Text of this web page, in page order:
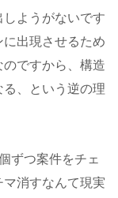
ようがないです
出現させるため
ですから、構造
、という逆の理
ずつ案件をチェ
消すなんて現実